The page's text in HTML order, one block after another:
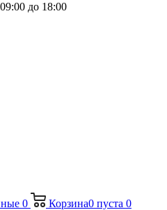
до 18:00
0 Корзина0 пуста 0